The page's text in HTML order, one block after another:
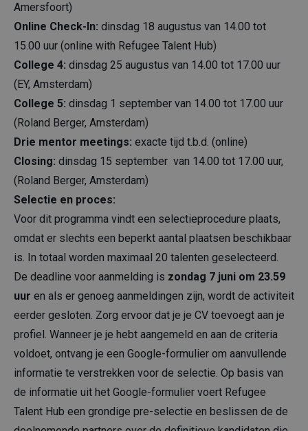
Amersfoort)
Online Check-In: dinsdag 18 augustus van 14.00 tot
15.00 uur (online with Refugee Talent Hub)
College 4: dinsdag 25 augustus van 14.00 tot 17.00 uur
(EY, Amsterdam)
College 5: dinsdag 1 september van 14.00 tot 17.00 uur
(Roland Berger, Amsterdam)
Drie mentor meetings: exacte tijd t.b.d. (online)
Closing: dinsdag 15 september van 14.00 tot 17.00 uur,
(Roland Berger, Amsterdam)
Selectie en proces:
Voor dit programma vindt een selectieprocedure plaats,
omdat er slechts een beperkt aantal plaatsen beschikbaar
is. In totaal worden maximaal 20 talenten geselecteerd.
De deadline voor aanmelding is zondag 7 juni om 23.59
uur en als er genoeg aanmeldingen zijn, wordt de activiteit
eerder gesloten. Zorg ervoor dat je je CV toevoegt aan je
profiel. Wanneer je je hebt aangemeld en aan de criteria
voldoet, ontvang je een Google-formulier om aanvullende
informatie te verstrekken voor de selectie. Op basis van
de informatie uit het Google-formulier voert Refugee
Talent Hub een grondige pre-selectie en beslissen de de